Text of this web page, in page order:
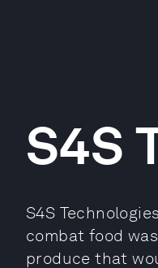
S4S
S4S
combat food
produce that